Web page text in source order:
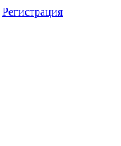
Регистрация